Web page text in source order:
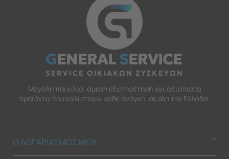
GENERALSERVICE
SERVICE ΟΙΚΙΑΚΩΝ ΣΥΣΚΕΥΩΝ
Μεγάλη ποικιλία, άμεση εξυπηρέτηση και αξιόπιστα
προϊόντα που καλύπτουν κάθε ανάγκη, σε όλη την Ελλάδα.
Ο ΛΟΓΑΡΙΑΣΜΟΣ ΜΟΥ